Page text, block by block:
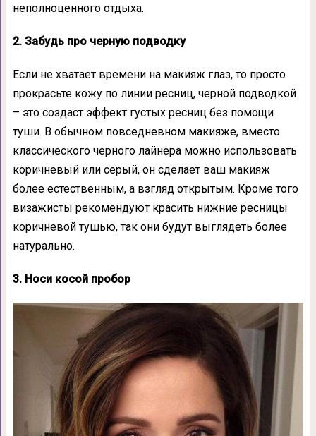
неполноценного отдыха.
2. Забудь про черную подводку
Если не хватает времени на макияж глаз, то просто
прокрасьте кожу по линии ресниц, черной подводкой
– это создаст эффект густых ресниц без помощи
туши. В обычном повседневном макияже, вместо
классического черного лайнера можно использовать
коричневый или серый, он сделает ваш макияж
более естественным, а взгляд открытым. Кроме того
визажисты рекомендуют красить нижние ресницы
коричневой тушью, так они будут выглядеть более
натурально.
3. Носи косой пробор